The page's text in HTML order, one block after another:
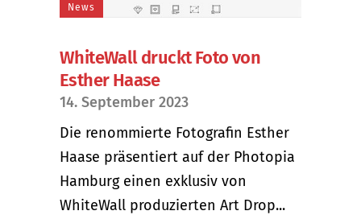
News
WhiteWall druckt Foto von
Esther Haase
14. September 2023
Die renommierte Fotografin Esther
Haase präsentiert auf der Photopia
Hamburg einen exklusiv von
WhiteWall produzierten Art Drop...